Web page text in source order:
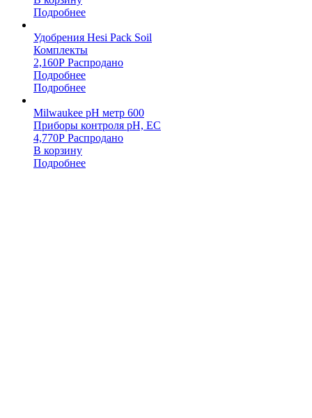
Подробнее
Удобрения Hesi Pack Soil
Комплекты
2,160Р Распродано
Подробнее
Подробнее
Milwaukee pH метр 600
Приборы контроля pH, EC
4,770Р Распродано
В корзину
Подробнее